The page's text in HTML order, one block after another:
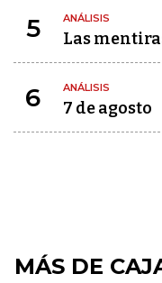
5 ANÁLISIS
Las
6 ANÁLISIS
7 de agosto
MÁS DE